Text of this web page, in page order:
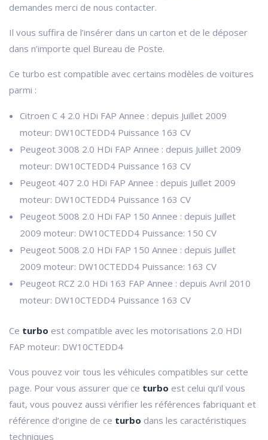
demandes merci de nous contacter.
Il vous suffira de l’insérer dans un carton et de le déposer
dans n’importe quel Bureau de Poste.
Ce turbo est compatible avec certains modèles de voitures
parmi :
Citroen C 4 2.0 HDi FAP Annee : depuis Juillet 2009
moteur: DW10CTEDD4 Puissance 163 CV
Peugeot 3008 2.0 HDi FAP Annee : depuis Juillet 2009
moteur: DW10CTEDD4 Puissance 163 CV
Peugeot 407 2.0 HDi FAP Annee : depuis Juillet 2009
moteur: DW10CTEDD4 Puissance 163 CV
Peugeot 5008 2.0 HDi FAP 150 Annee : depuis Juillet
2009 moteur: DW10CTEDD4 Puissance: 150 CV
Peugeot 5008 2.0 HDi FAP 150 Annee : depuis Juillet
2009 moteur: DW10CTEDD4 Puissance: 163 CV
Peugeot RCZ 2.0 HDi 163 FAP Annee : depuis Avril 2010
moteur: DW10CTEDD4 Puissance 163 CV
Ce turbo est compatible avec les motorisations 2.0 HDI
FAP moteur: DW10CTEDD4
Vous pouvez voir tous les véhicules compatibles sur cette
page. Pour vous assurer que ce turbo est celui qu’il vous
faut, vous pouvez aussi vérifier les références fabriquant et
référence d’origine de ce turbo dans les caractéristiques
techniques